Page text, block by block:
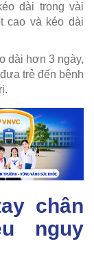
dài trong vài
cao và kéo dài
dài hơn 3 ngày,
trẻ đến bệnh
chân
nguy